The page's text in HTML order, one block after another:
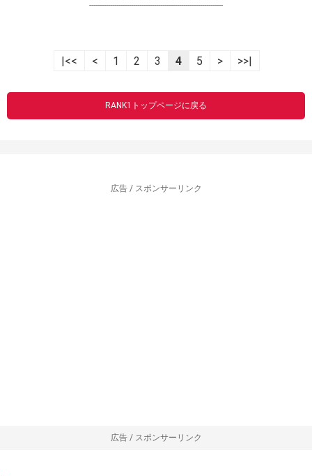
----------------------------------------------------------------
|<< < 1 2 3 4 5 > >>|
RANK1トップページに戻る
広告 / スポンサーリンク
広告 / スポンサーリンク